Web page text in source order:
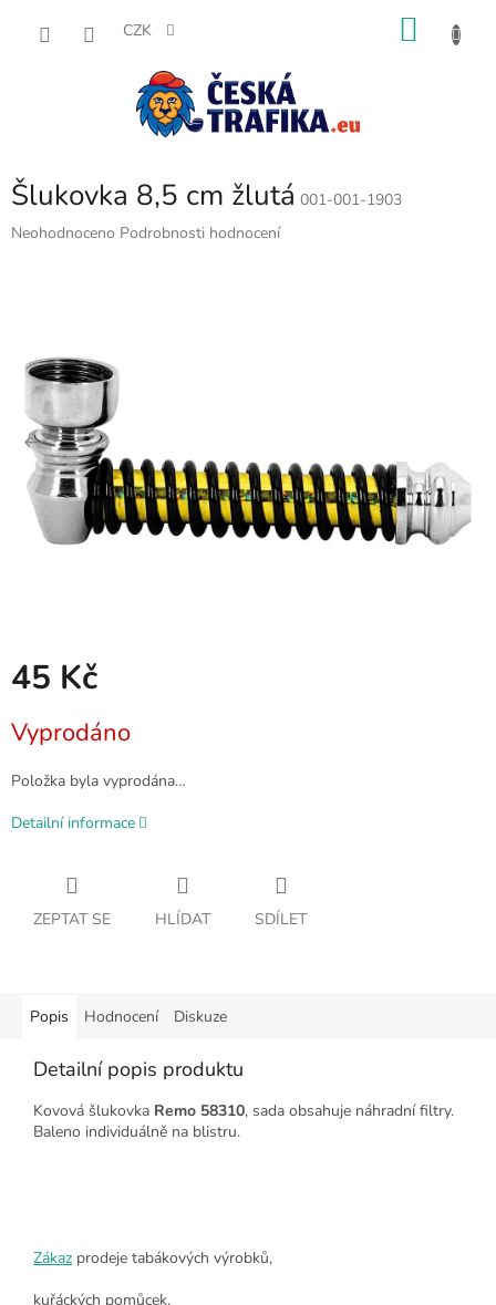
CZK
Šlukovka 8,5 cm žlutá 001-001-1903
Průměrné
hvězdiček.
Neohodnoceno Podrobnosti hodnocení
45 Kč
cena:
Vyprodáno
Položka byla vyprodána…
Detailní informace
ZEPTAT SE HLÍDAT SDÍLET
Popis Hodnocení Diskuze
Detailní popis produktu
Kovová šlukovka Remo 58310, sada obsahuje náhradní filtry.
Baleno individuálně na blistru.
Zákaz prodeje tabákových výrobků,
kuřáckých pomůcek,